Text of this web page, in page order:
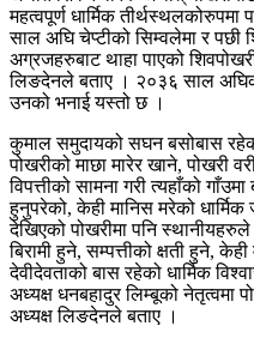
महत्वपूर्ण धार्मिक
साल अघि चेप्टीको सिम्वलेमा र पछी
अग्रजहरुबाट थाहा पाएको
लिङदेनले बताए । २०३६ साल
उनको भनाई यस्तो छ ।
कुमाल समुदायको सघन बसोबास
पोखरीको माछा मारेर खाने, पोखरी
विपत्तीको सामना गरी त्यहाँको
हुनुपरेको, केही मानिस मरेको
देखिएको पोखरीमा पनि स्थानीयहरुले
बिरामी हुने, सम्पत्तीको क्षती हुने,
देवीदेवताको बास रहेको धार्मिक
अध्यक्ष धनबहादुर लिम्बूको नेतृत्वमा
अध्यक्ष लिङदेनले बताए ।